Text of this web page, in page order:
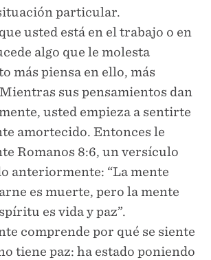
particular.
usted está en el trabajo o en
algo que le molesta
más piensa en ello, más
sus pensamientos dan
usted empieza a sentirte
amortecido. Entonces le
Romanos 8:6, un versículo
anteriormente: “La mente
es muerte, pero la mente
es vida y paz”.
comprende por qué se siente
tiene paz: ha estado poniendo